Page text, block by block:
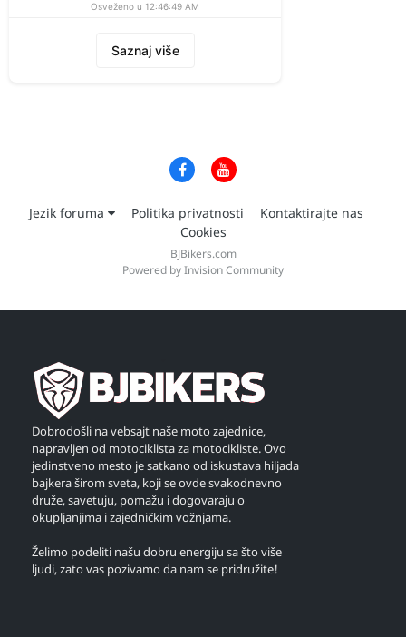
Osveženo u 12:46:49 AM
Saznaj više
Jezik foruma Politika privatnosti
Kontaktirajte nas
Cookies
BJBikers.com
Powered by Invision Community
Dobrodošli na vebsajt naše moto zajednice,
napravljen od motociklista za motocikliste. Ovo
jedinstveno mesto je satkano od iskustava hiljada
bajkera širom sveta, koji se ovde svakodnevno
druže, savetuju, pomažu i dogovaraju o
okupljanjima i zajedničkim vožnjama.
Želimo podeliti našu dobru energiju sa što više
ljudi, zato vas pozivamo da nam se pridružite!